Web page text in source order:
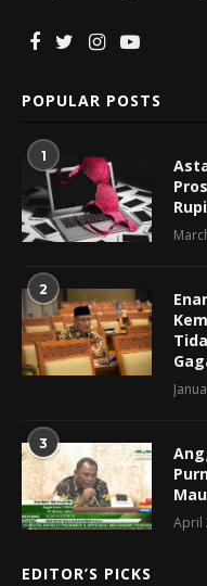
POPULAR POSTS
1
2
3
April
EDITOR’S PICKS